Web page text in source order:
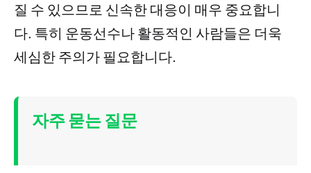
질 수 있으므로 신속한 대응이 매우 중요합니
다. 특히 운동선수나 활동적인 사람들은 더욱
세심한 주의가 필요합니다.
자주 묻는 질문